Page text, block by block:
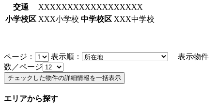
交通
XXXXXXXXXXXXXXXXXX
小学校区 XXX小学校 中学校区 XXX中学校
ページ： 表示順：
表示物件
数／ページ
エリアから探す